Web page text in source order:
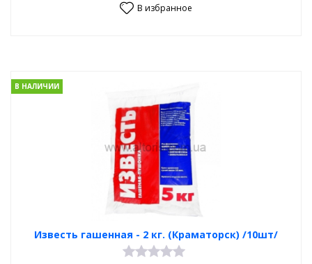
В избранное
Известь гашенная - 2 кг. (Краматорск) /10шт/
В НАЛИЧИИ